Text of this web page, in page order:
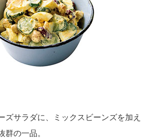
ズサラダに、ミックスビーンズを加え
群の一品。